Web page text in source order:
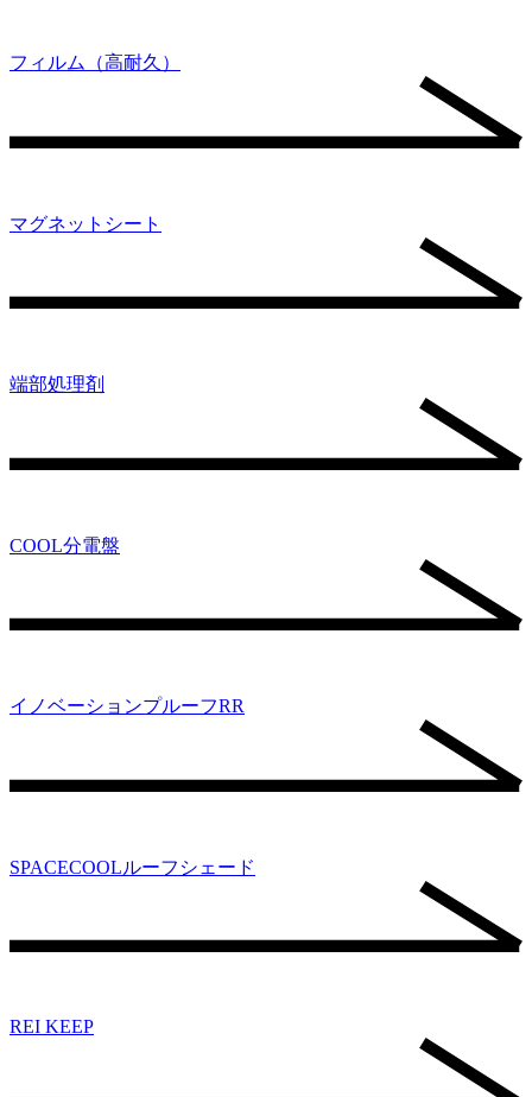
フィルム（高耐久）
マグネットシート
端部処理剤
COOL分電盤
イノベーションプルーフRR
SPACECOOLルーフシェード
REI KEEP